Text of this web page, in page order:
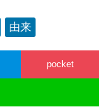
由来
pocket